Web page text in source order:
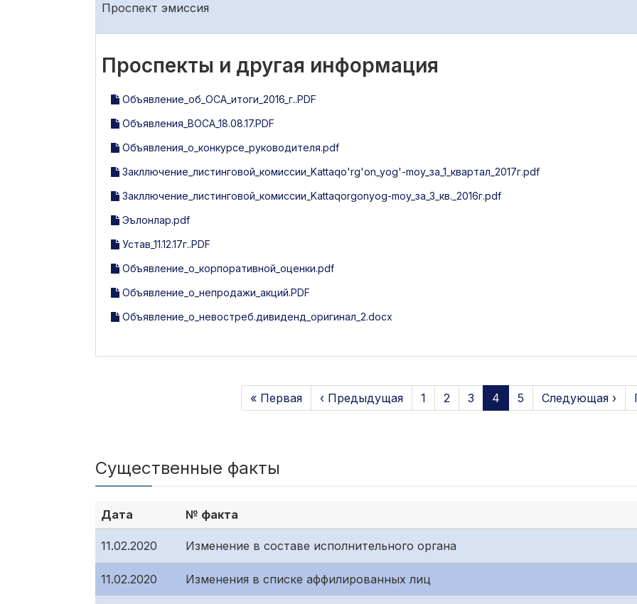
Проспект эмиссия
Проспекты и другая информация
Объявление_об_ОСА_итоги_2016_г..PDF
Объявления_ВОСА_18.08.17.PDF
Объявления_о_конкурсе_руководителя.pdf
Закллючение_листинговой_комиссии_Kattaqo'rg'on_yog'-moy_за_1_квартал_2017г.pdf
Закллючение_листинговой_комиссии_Kattaqorgonyog-moy_за_3_кв._2016г.pdf
Эълонлар.pdf
Устав_11.12.17г..PDF
Объявление_о_корпоративной_оценки.pdf
Объявление_о_непродажи_акций.PDF
Объявление_о_невостреб.дивиденд_оригинал_2.docx
« Первая ‹ Предыдущая 1 2 3 4 5 Следующая ›
Существенные факты
Дата № факта
11.02.2020 Изменение в составе исполнительного органа
11.02.2020 Изменения в списке аффилированных лиц